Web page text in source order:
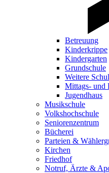
Betreuung
Kinderkrippe
Kindergarten
Grundschule
Weitere
Mittags- und
Jugendhaus
Musikschule
Volkshochschule
Seniorenzentrum
Bücherei
Parteien &
Kirchen
Friedhof
Notruf, Ärzte &